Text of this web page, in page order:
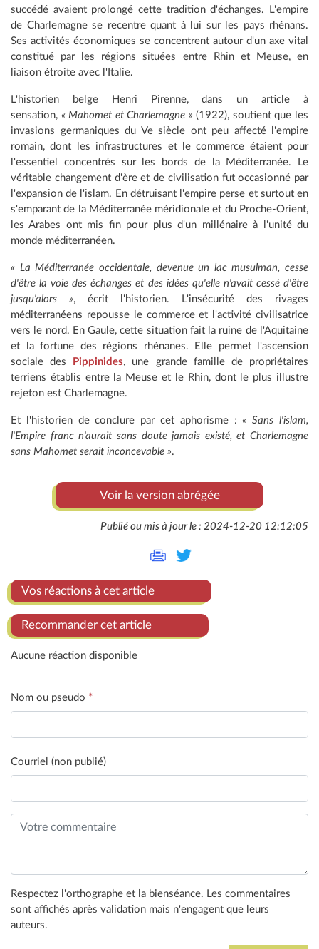
succédé avaient prolongé cette tradition d'échanges. L'empire
de Charlemagne se recentre quant à lui sur les pays rhénans.
Ses activités économiques se concentrent autour d'un axe vital
constitué par les régions situées entre Rhin et Meuse, en
liaison étroite avec l'Italie.
L'historien belge Henri Pirenne, dans un article à
sensation, « Mahomet et Charlemagne » (1922), soutient que les
invasions germaniques du Ve siècle ont peu affecté l'empire
romain, dont les infrastructures et le commerce étaient pour
l'essentiel concentrés sur les bords de la Méditerranée. Le
véritable changement d'ère et de civilisation fut occasionné par
l'expansion de l'islam. En détruisant l'empire perse et surtout en
s'emparant de la Méditerranée méridionale et du Proche-Orient,
les Arabes ont mis fin pour plus d'un millénaire à l'unité du
monde méditerranéen.
« La Méditerranée occidentale, devenue un lac musulman, cesse
d'être la voie des échanges et des idées qu'elle n'avait cessé d'être
jusqu'alors », écrit l'historien. L'insécurité des rivages
méditerranéens repousse le commerce et l'activité civilisatrice
vers le nord. En Gaule, cette situation fait la ruine de l'Aquitaine
et la fortune des régions rhénanes. Elle permet l'ascension
sociale des
Pippinides, une grande famille de propriétaires
terriens établis entre la Meuse et le Rhin, dont le plus illustre
rejeton est Charlemagne.
Et l'historien de conclure par cet aphorisme :« Sans l'islam,
l'Empire franc n'aurait sans doute jamais existé, et Charlemagne
sans Mahomet serait inconcevable ».
Voir la version abrégée
Publié ou mis à jour le : 2024-12-20 12:12:05
Vos réactions à cet article
Recommander cet article
Aucune réaction disponible
Nom ou pseudo *
Courriel (non publié)
Respectez l'orthographe et la bienséance. Les commentaires
sont affichés après validation mais n'engagent que leurs
auteurs.